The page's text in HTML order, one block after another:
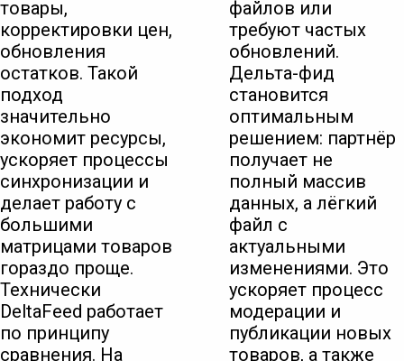
товары,
корректировки цен,
обновления
остатков. Такой
подход
значительно
экономит ресурсы,
ускоряет процессы
синхронизации и
делает работу с
большими
матрицами товаров
гораздо проще.
Технически
DeltaFeed работает
по принципу
сравнения. На
файлов или
требуют частых
обновлений.
Дельта-фид
становится
оптимальным
решением: партнёр
получает не
полный массив
данных, а лёгкий
файл с
актуальными
изменениями. Это
ускоряет процесс
модерации и
публикации новых
товаров, а также